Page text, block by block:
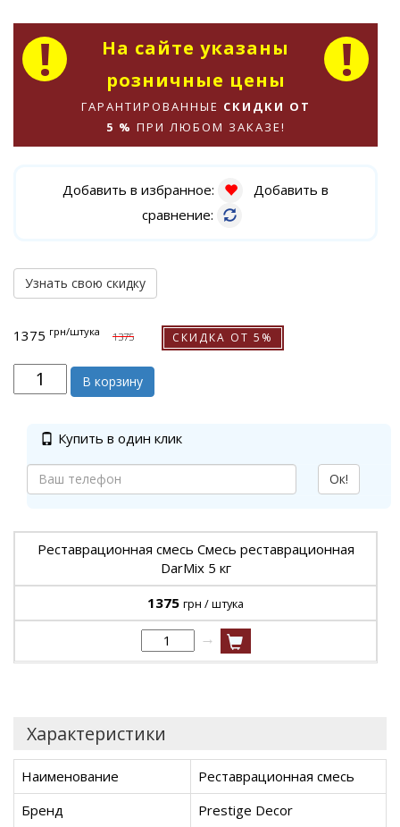
На сайте указаны
розничные цены
ГАРАНТИРОВАННЫЕ СКИДКИ ОТ
5 % ПРИ ЛЮБОМ ЗАКАЗЕ!
Добавить в избранное:
Добавить в
сравнение:
Узнать свою скидку
1375 грн/штука 1375 СКИДКА ОТ 5%
В корзину
Купить в один клик
Ок!
Реставрационная смесь Смесь реставрационная
DarMix 5 кг
1375 грн / штука
→
Характеристики
Наименование
Реставрационная смесь
Бренд
Prestige Decor